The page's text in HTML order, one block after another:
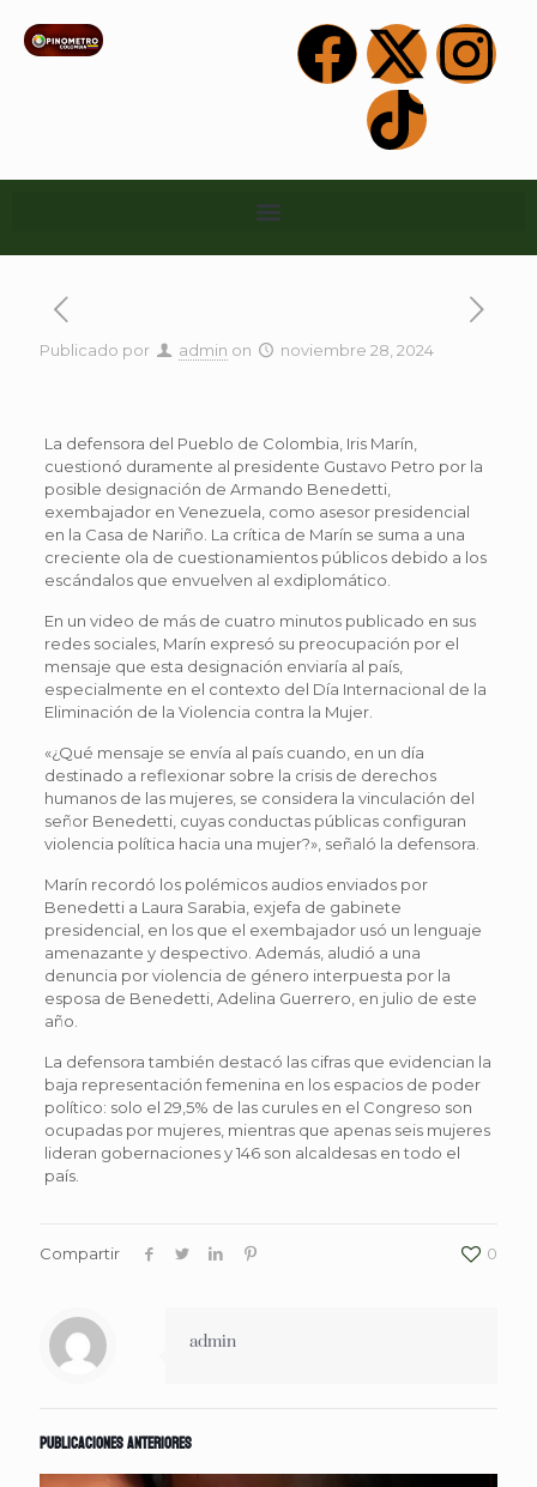
Publicado por admin on noviembre 28, 2024
La defensora del Pueblo de Colombia, Iris Marín,
cuestionó duramente al presidente Gustavo Petro por la
posible designación de Armando Benedetti,
exembajador en Venezuela, como asesor presidencial
en la Casa de Nariño. La crítica de Marín se suma a una
creciente ola de cuestionamientos públicos debido a los
escándalos que envuelven al exdiplomático.
En un video de más de cuatro minutos publicado en sus
redes sociales, Marín expresó su preocupación por el
mensaje que esta designación enviaría al país,
especialmente en el contexto del Día Internacional de la
Eliminación de la Violencia contra la Mujer.
«¿Qué mensaje se envía al país cuando, en un día
destinado a reflexionar sobre la crisis de derechos
humanos de las mujeres, se considera la vinculación del
señor Benedetti, cuyas conductas públicas configuran
violencia política hacia una mujer?», señaló la defensora.
Marín recordó los polémicos audios enviados por
Benedetti a Laura Sarabia, exjefa de gabinete
presidencial, en los que el exembajador usó un lenguaje
amenazante y despectivo. Además, aludió a una
denuncia por violencia de género interpuesta por la
esposa de Benedetti, Adelina Guerrero, en julio de este
año.
La defensora también destacó las cifras que evidencian la
baja representación femenina en los espacios de poder
político: solo el 29,5% de las curules en el Congreso son
ocupadas por mujeres, mientras que apenas seis mujeres
lideran gobernaciones y 146 son alcaldesas en todo el
país.
Compartir 0
admin
Publicaciones anteriores